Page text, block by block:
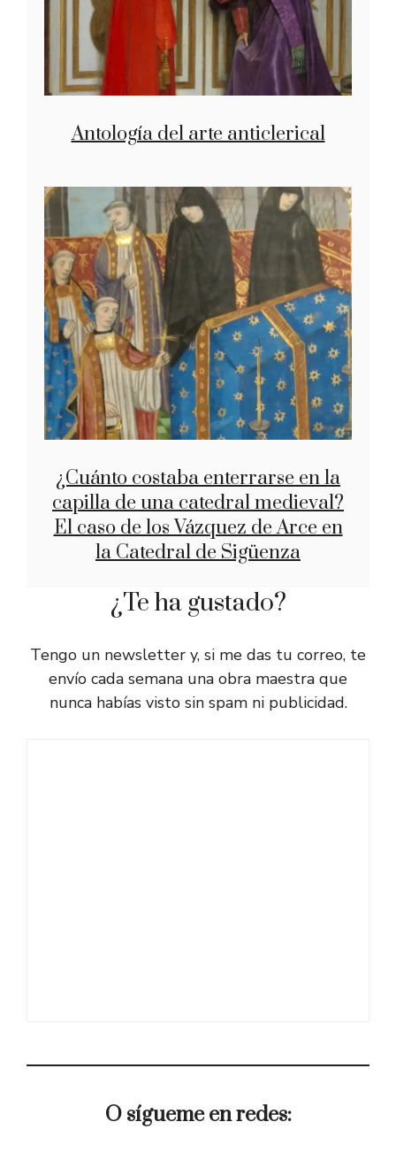
Antología del arte anticlerical
¿Cuánto costaba enterrarse en la
capilla de una catedral medieval?
El caso de los Vázquez de Arce en
la Catedral de Sigüenza
¿Te ha gustado?
Tengo un newsletter y, si me das tu correo, te
envío cada semana una obra maestra que
nunca habías visto sin spam ni publicidad.
O sígueme en redes: